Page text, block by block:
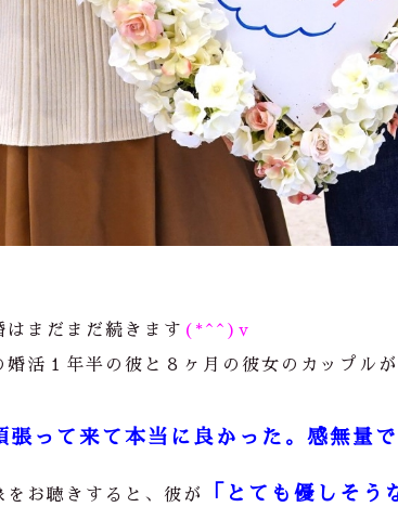
はまだまだ続きます (*^^)v
婚活１年半の彼と８ヶ月の彼女のカップル
張って来て本当に良かった。感無量で
をお聴きすると、彼が 「とても優しそう